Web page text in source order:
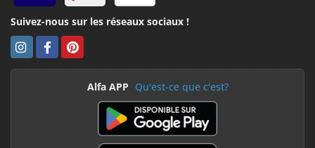
Suivez-nous sur les réseaux sociaux !
Alfa APP Qu'est-ce que c'est?